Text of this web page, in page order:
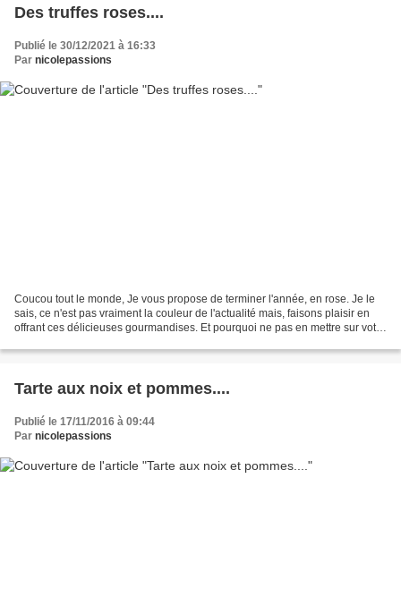
Des truffes roses....
Publié le 30/12/2021 à 16:33
Par nicolepassions
Coucou tout le monde, Je vous propose de terminer l'année, en rose. Je le
sais, ce n'est pas vraiment la couleur de l'actualité mais, faisons plaisir en
offrant ces délicieuses gourmandises. Et pourquoi ne pas en mettre sur votre
Tarte aux noix et pommes....
Publié le 17/11/2016 à 09:44
Par nicolepassions